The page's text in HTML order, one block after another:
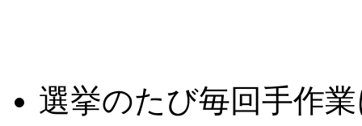
選挙のたび毎回手作